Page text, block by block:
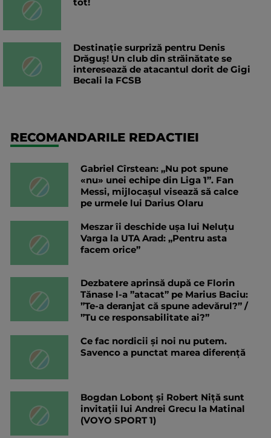
Destinație surpriză pentru Denis
Drăguș! Un club din străinătate se
interesează de atacantul dorit de Gigi
Becali la FCSB
RECOMANDARILE REDACTIEI
Gabriel Cîrstean: „Nu pot spune
«nu» unei echipe din Liga 1”. Fan
Messi, mijlocașul visează să calce
pe urmele lui Darius Olaru
Meszar îi deschide ușa lui Neluțu
Varga la UTA Arad: „Pentru asta
facem orice”
Dezbatere aprinsă după ce Florin
Tănase l-a ”atacat” pe Marius Baciu:
”Te-a deranjat că spune adevărul?” /
”Tu ce responsabilitate ai?”
Ce fac nordicii și noi nu putem.
Savenco a punctat marea diferență
Bogdan Lobonț și Robert Niță sunt
invitații lui Andrei Grecu la Matinal
(VOYO SPORT 1)